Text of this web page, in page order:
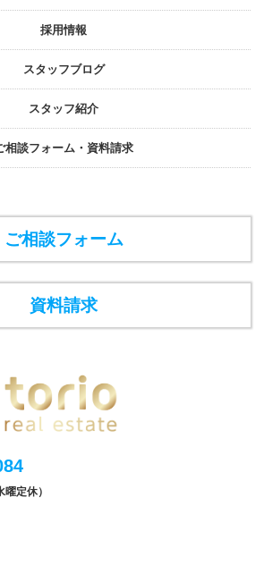
採⽤情報
スタッフブログ
スタッフ紹介
相談フォーム・資料請求
ご相談フォーム
資料請求
定休）